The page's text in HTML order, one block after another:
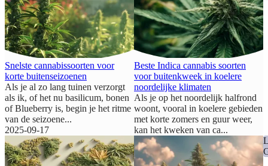
Snelste cannabissoorten voor
korte buitenseizoenen
Als je al zo lang tuinen verzorgt
als ik, of het nu basilicum, bonen
of Blueberry is, begin je het ritme
van de seizoene...
2025-09-17
Beste Indica cannabis soorten
voor buitenkweek in koelere
noordelijke klimaten
Als je op het noordelijk halfrond
woont, vooral in koelere gebieden
met korte zomers en guur weer,
kan het kweken van ca...
2025-08-30
LOKALE
GIDSEN